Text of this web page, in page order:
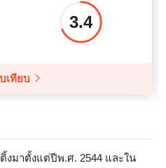
3.4
เทียบ
งมาตั้งแต่ปีพ.ศ. 2544 และใน